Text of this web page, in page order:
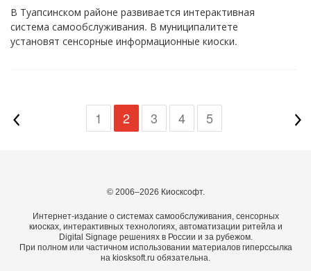
В Туапсинском районе развивается интерактивная
система самообслуживания. В муниципалитете
установят сенсорные информационные киоски.
1 2 3 4 5
© 2006–2026 Киосксофт.
Интернет-издание о системах самообслуживания, сенсорных
киосках, интерактивных технологиях, автоматизации ритейла и
Digital Signage решениях в России и за рубежом.
При полном или частичном использовании материалов гиперссылка
на kiosksoft.ru обязательна.